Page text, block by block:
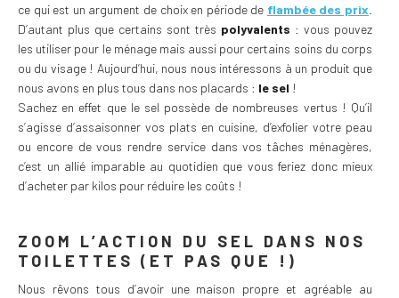
ce qui est un argument de choix en période de flambée des prix
D’autant plus que certains sont très polyvalents : vous pouvez
les utiliser pour le ménage mais aussi pour certains soins du corps
ou du visage ! Aujourd’hui, nous nous intéressons à un produit que
nous avons en plus tous dans nos placards : le sel !
Sachez en effet que le sel possède de nombreuses vertus ! Qu’il
s’agisse d’assaisonner vos plats en cuisine, d’exfolier votre peau
ou encore de vous rendre service dans vos tâches ménagères,
c’est un allié imparable au quotidien que vous feriez donc mieux
d’acheter par kilos pour réduire les coûts !
ZOOM L’ACTION DU SEL DANS NOS
TOILETTES (ET PAS QUE !)
Nous rêvons tous d’avoir une maison propre et agréable au